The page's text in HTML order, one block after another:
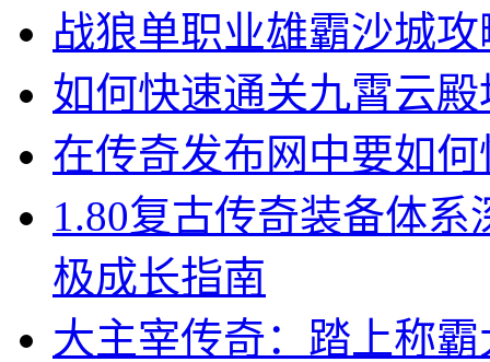
战狼单职业雄霸沙城
如何快速通关九霄云
在传奇发布网中要如
1.80复古传奇装备体
极成长指南
大主宰传奇：踏上称